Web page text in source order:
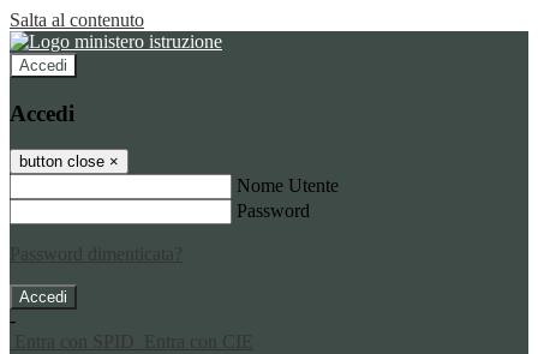
Salta al contenuto
Accedi
Accedi
button close ×
Nome Utente
Password
Password dimenticata?
-
Entra con SPID
Entra con CIE